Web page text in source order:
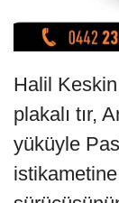
Halil
plakalı tır,
yüküyle